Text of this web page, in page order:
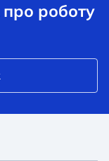
роботу